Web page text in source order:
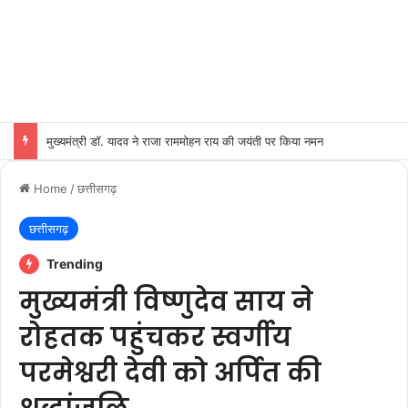
मुख्यमंत्री डॉ. यादव ने राजा राममोहन राय की जयंती पर किया नमन
Home /छत्तीसगढ़
छत्तीसगढ़
Trending
मुख्यमंत्री विष्णुदेव साय ने
रोहतक पहुंचकर स्वर्गीय
परमेश्वरी देवी को अर्पित की